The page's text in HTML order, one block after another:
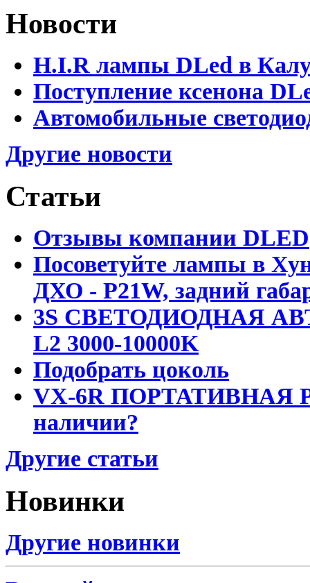
Новости
H.I.R лампы DLed в
Поступление ксенона
Автомобильные
Другие новости
Статьи
Отзывы компании DLED
Посоветуйте лампы в
ДХО - P21W, задний
3S СВЕТОДИОДНАЯ
L2 3000-10000K
Подобрать цоколь
VX-6R ПОРТАТИВНАЯ
наличии?
Другие статьи
Новинки
Другие новинки